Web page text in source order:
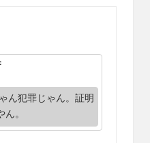
ん犯罪じゃん。証明
ん。